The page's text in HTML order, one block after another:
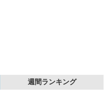
週間ランキング